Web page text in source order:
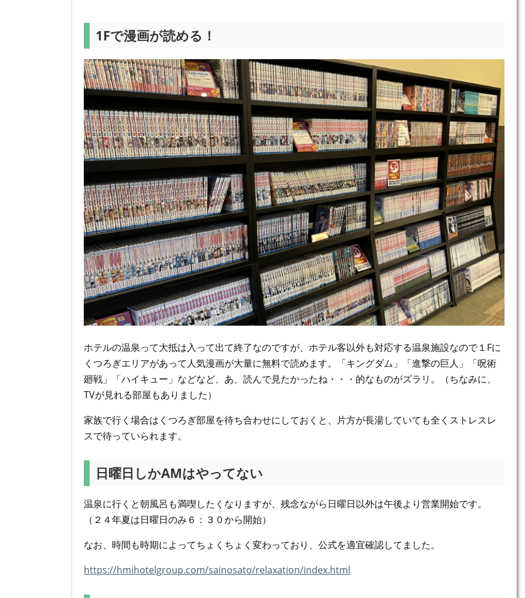
1Fで漫画が読める！
ホテルの温泉って大抵は入って出て終了なのですが、ホテル客以外も対応する温泉施設なので１Fに
くつろぎエリアがあって人気漫画が大量に無料で読めます。「キングダム」「進撃の巨人」「呪術
廻戦」「ハイキュー」などなど、あ、読んで見たかったね・・・的なものがズラリ。（ちなみに、
TVが見れる部屋もありました）
家族で行く場合はくつろぎ部屋を待ち合わせにしておくと、片方が長湯していても全くストレスレ
スで待っていられます。
日曜日しかAMはやってない
温泉に行くと朝風呂も満喫したくなりますが、残念ながら日曜日以外は午後より営業開始です。
（２４年夏は日曜日のみ６：３０から開始）
なお、時間も時期によってちょくちょく変わっており、公式を適宜確認してました。
https://hmihotelgroup.com/sainosato/relaxation/index.html